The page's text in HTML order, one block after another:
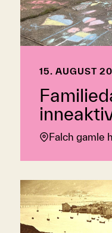
15. AUGUST
Falch gamle